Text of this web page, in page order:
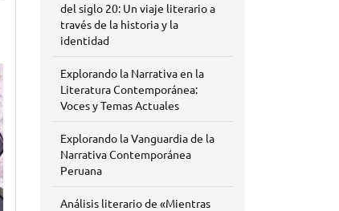
del siglo 20: Un viaje literario a
través de la historia y la
identidad
Explorando la Narrativa en la
Literatura Contemporánea:
Voces y Temas Actuales
Explorando la Vanguardia de la
Narrativa Contemporánea
Peruana
Análisis literario de «Mientras